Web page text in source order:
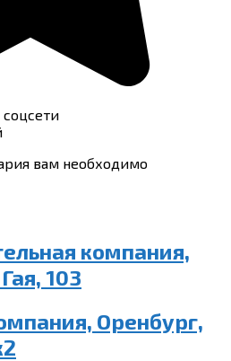
вам необходимо
компания,
103
Оренбург,